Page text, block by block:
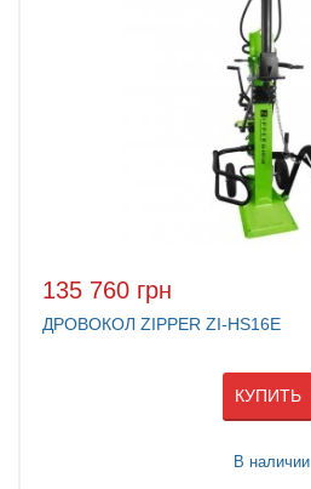
135 760 грн
ДРОВОКОЛ ZIPPER ZI-HS16E
КУПИТЬ
В наличии